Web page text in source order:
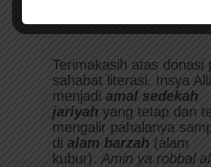
Terimakasih atas donasi
sahabat literasi. Insya
menjadi amal sedekah
jariyah yang tetap dan
mengalir pahalanya
di alam barzah (alam
kubur). Amin ya robbal